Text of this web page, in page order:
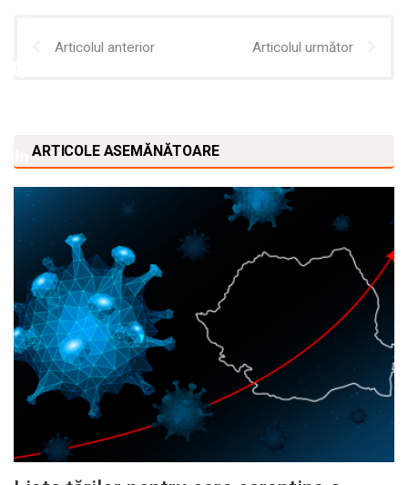
Articolul anterior Articolul următor
ARTICOLE ASEMĂNĂTOARE